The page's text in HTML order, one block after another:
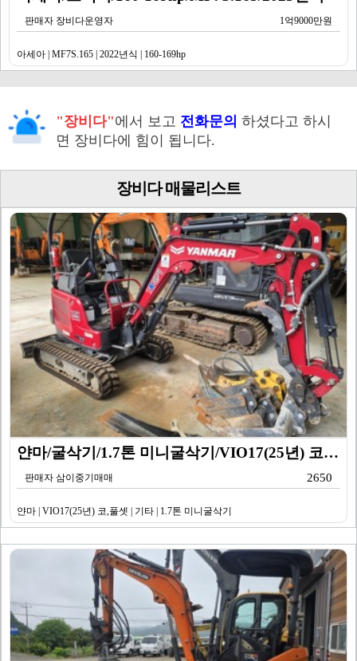
판매자 장비다운영자 1억9000만원
아세아 | MF7S.165 | 2022년식 | 160-169hp
"장비다"에서 보고 전화문의 하셨다고 하시
면 장비다에 힘이 됩니다.
장비다 매물리스트
얀마/굴삭기/1.7톤 미니굴삭기/VIO17(25년) 코…
판매자 삼이중기매매 2650
얀마 | VIO17(25년) 코,풀셋 | 기타 | 1.7톤 미니굴삭기